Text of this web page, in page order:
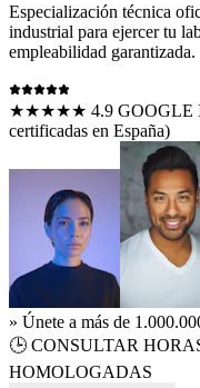
Especialización técnica
industrial para ejercer tu
empleabilidad garantizada.
★★★★★ 4.9 GOOGLE
certificadas en España)
» Únete a más de
🕒 CONSULTAR
HOMOLOGADAS